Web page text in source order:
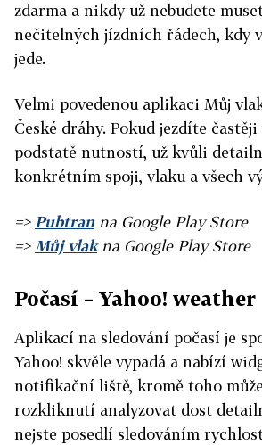
zdarma a nikdy už nebudete
nečitelných jízdních řádech, kdy
jede.
Velmi povedenou aplikaci Můj
České dráhy. Pokud jezdíte
podstatě nutností, už kvůli
konkrétním spoji, vlaku a všech
=> Pubtran na Google Play Store
=> Můj vlakna Google Play Store
Počasí – Yahoo! weather
Aplikací na sledování počasí je
Yahoo! skvěle vypadá a nabízí
notifikační liště, kromě toho
rozkliknutí analyzovat dost
nejste posedlí sledováním